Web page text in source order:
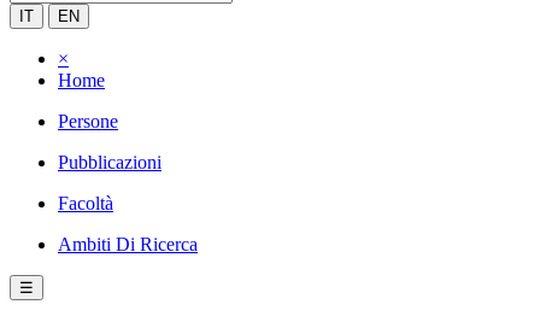
IT EN
×
Home
Persone
Pubblicazioni
Facoltà
Ambiti Di Ricerca
☰